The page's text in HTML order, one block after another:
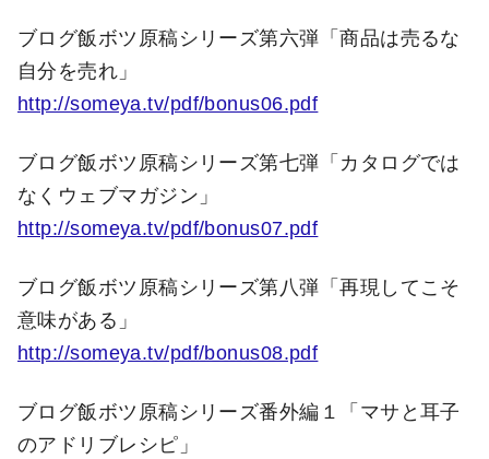
ブログ飯ボツ原稿シリーズ第六弾「商品は売るな
自分を売れ」
http://someya.tv/pdf/bonus06.pdf
ブログ飯ボツ原稿シリーズ第七弾「カタログでは
なくウェブマガジン」
http://someya.tv/pdf/bonus07.pdf
ブログ飯ボツ原稿シリーズ第八弾「再現してこそ
意味がある」
http://someya.tv/pdf/bonus08.pdf
ブログ飯ボツ原稿シリーズ番外編１「マサと耳子
のアドリブレシピ」